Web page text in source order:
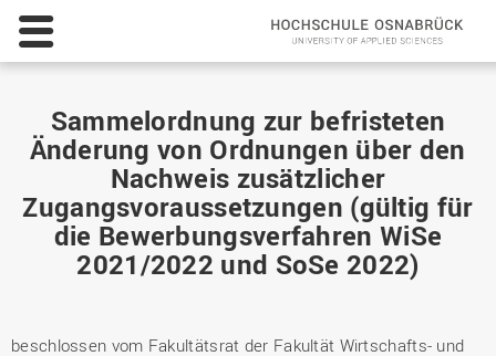
Sammelordnung zur befristeten
Änderung von Ordnungen über den
Nachweis zusätzlicher
Zugangsvoraussetzungen (gültig für
die Bewerbungsverfahren WiSe
2021/2022 und SoSe 2022)
beschlossen vom Fakultätsrat der Fakultät Wirtschafts- und